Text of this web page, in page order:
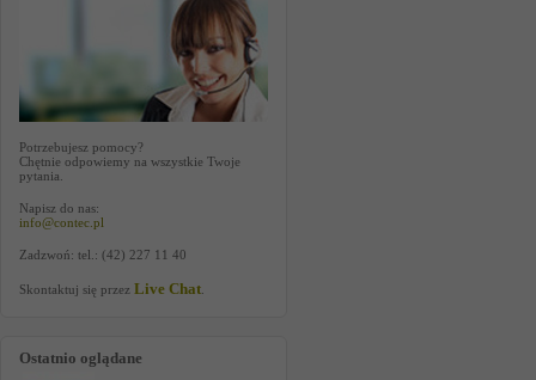
Potrzebujesz pomocy?
Chętnie odpowiemy na wszystkie Twoje
pytania.
Napisz do nas:
info@contec.pl
Zadzwoń: tel.: (42) 227 11 40
Skontaktuj się przez Live Chat
Ostatnio oglądane